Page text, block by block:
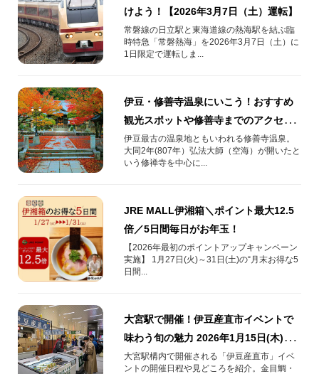
けよう！【2026年3月7日（土）運転】
常磐線の日立駅と東海道線の熱海駅を結ぶ臨
時特急「常磐熱海」を2026年3月7日（土）に
1日限定で運転しま...
伊豆・修善寺温泉にいこう！おすすめ
観光スポットや修善寺までのアクセス
をご紹介！
伊豆最古の温泉地ともいわれる修善寺温泉。
大同2年(807年）弘法大師（空海）が開いたと
いう修禅寺を中心に...
JRE MALL伊湘箱＼ポイント最大12.5
倍／5日間毎日がお年玉！
【2026年最初のポイントアップキャンペーン
実施】 1月27日(火)～31日(土)の“月末お得な5
日間...
大宮駅で開催！伊豆産直市イベントで
味わう旬の魅力 2026年1月15日(木)～
18(日)
大宮駅構内で開催される「伊豆産直市」イベ
ントの開催日程や見どころを紹介。金目鯛・